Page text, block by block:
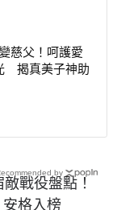
慈父！呵護愛
揭真美子神助
戰役盤點！
格入榜
by